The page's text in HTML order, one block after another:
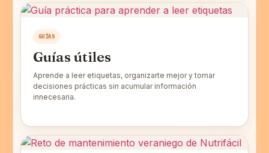
GUÍAS
Guías útiles
Aprende a leer etiquetas, organizarte mejor y tomar
decisiones prácticas sin acumular información
innecesaria.